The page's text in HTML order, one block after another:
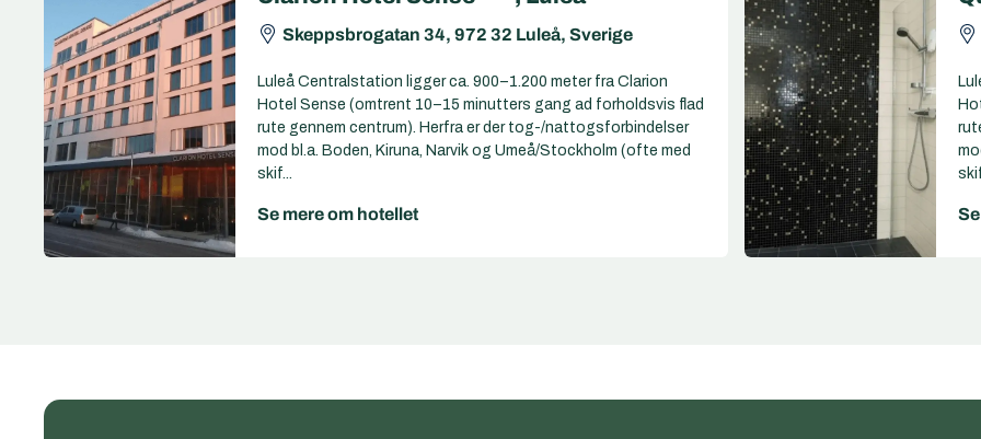
Skeppsbrogatan 34, 972 32 Luleå, Sverige
Luleå Centralstation ligger ca. 900–1.200 meter fra Clarion
Hotel Sense (omtrent 10–15 minutters gang ad forholdsvis flad
rute gennem centrum). Herfra er der tog-/nattogsforbindelser
mod bl.a. Boden, Kiruna, Narvik og Umeå/Stockholm (ofte med
skif...
Se mere om hotellet